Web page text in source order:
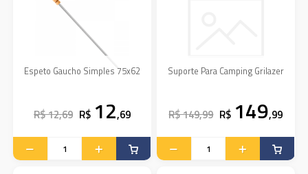
Espeto Gaucho Simples 75x62
R$ 12,69 R$ 12,69
Suporte Para Camping Grilazer
R$ 149,99 R$ 149,99